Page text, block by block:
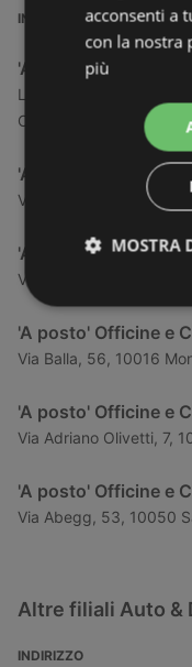
INDIRIZZO
'A posto' Officine e
Localita' Grand-Chemin,
Christophe
'A posto' Officine e
Via Salassa, 4, 10080
'A posto' Officine e
Via Regione Priorale,
'A posto' Officine e
Via Balla, 56, 10016
'A posto' Officine e
Via Adriano Olivetti, 7,
'A posto' Officine e
Via Abegg, 53, 10050
Altre filiali Auto &
INDIRIZZO
acconsenti a
con la nostra
più
MOSTRA